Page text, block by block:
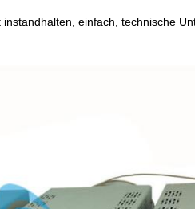
einfach, technische